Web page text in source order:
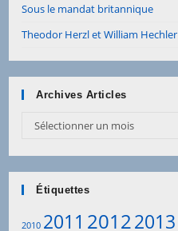
Sous le mandat britannique
Theodor Herzl et William Hechler
Archives Articles
Archives
Sélectionner un mois
Étiquettes
2010 2011 20122013